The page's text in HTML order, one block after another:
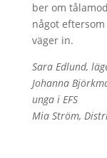
ber om
något
väger in.
Sara Edlund,
Johanna
unga i EFS
Mia Ström,